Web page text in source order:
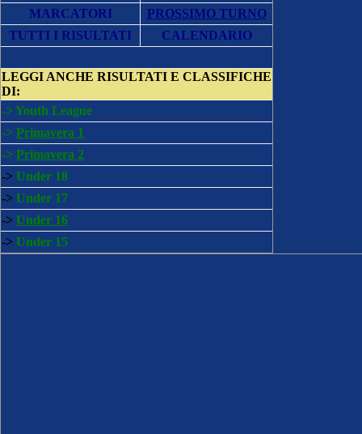
MARCATORI
PROSSIMO TURNO
TUTTI I RISULTATI
CALENDARIO
LEGGI ANCHE RISULTATI E CLASSIFICHE
DI:
->Youth League
-> Primavera 1
-> Primavera 2
-> Under 18
-> Under 17
-> Under 16
-> Under 15